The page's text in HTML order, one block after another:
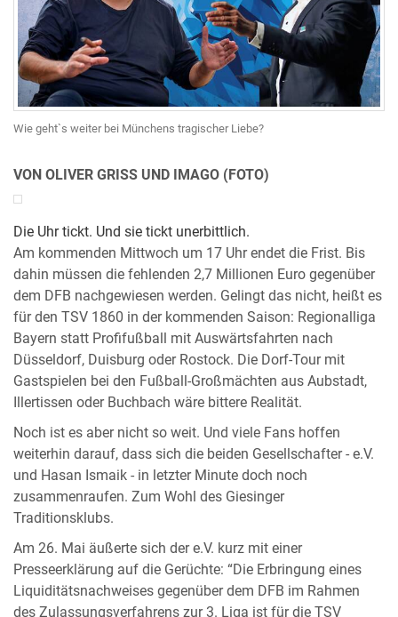
Wie geht`s weiter bei Münchens tragischer Liebe?
VON OLIVER GRISS UND IMAGO (FOTO)
Die Uhr tickt. Und sie tickt unerbittlich.
Am kommenden Mittwoch um 17 Uhr endet die Frist. Bis
dahin müssen die fehlenden 2,7 Millionen Euro gegenüber
dem DFB nachgewiesen werden. Gelingt das nicht, heißt es
für den TSV 1860 in der kommenden Saison: Regionalliga
Bayern statt Profifußball mit Auswärtsfahrten nach
Düsseldorf, Duisburg oder Rostock. Die Dorf-Tour mit
Gastspielen bei den Fußball-Großmächten aus Aubstadt,
Illertissen oder Buchbach wäre bittere Realität.
Noch ist es aber nicht so weit. Und viele Fans hoffen
weiterhin darauf, dass sich die beiden Gesellschafter - e.V.
und Hasan Ismaik - in letzter Minute doch noch
zusammenraufen. Zum Wohl des Giesinger
Traditionsklubs.
Am 26. Mai äußerte sich der e.V. kurz mit einer
Presseerklärung auf die Gerüchte: “Die Erbringung eines
Liquiditätsnachweises gegenüber dem DFB im Rahmen
des Zulassungsverfahrens zur 3. Liga ist für die TSV